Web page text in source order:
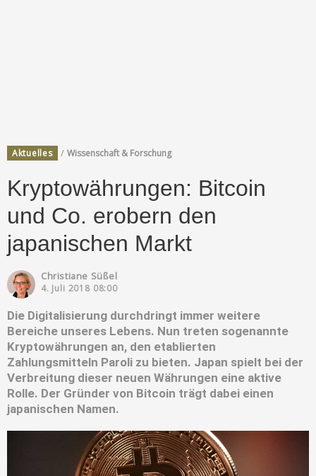
Aktuelles / Wissenschaft & Forschung
Kryptowährungen: Bitcoin
und Co. erobern den
japanischen Markt
Christiane Süßel
4. Juli 2018 08:00
Die Digitalisierung durchdringt immer weitere
Bereiche unseres Lebens. Nun treten sogenannte
Kryptowährungen an, den etablierten
Zahlungsmitteln Paroli zu bieten. Japan spielt bei der
Verbreitung dieser neuen Währungen eine aktive
Rolle. Der Gründer von Bitcoin trägt dabei einen
japanischen Namen.